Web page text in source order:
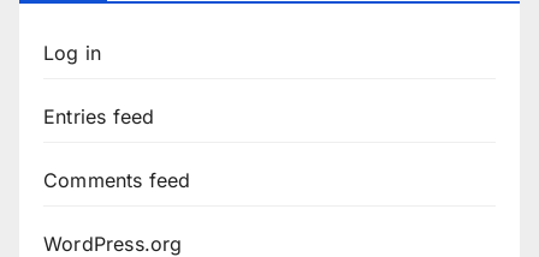
Log in
Entries feed
Comments feed
WordPress.org